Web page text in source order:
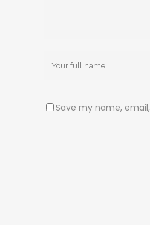
Save my name,